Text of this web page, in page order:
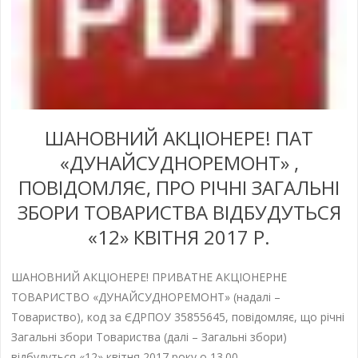
ШАНОВНИЙ АКЦІОНЕРЕ! ПАТ
«ДУНАЙСУДНОРЕМОНТ» ,
ПОВІДОМЛЯЄ, ПРО РІЧНІ ЗАГАЛЬНІ
ЗБОРИ ТОВАРИСТВА ВІДБУДУТЬСЯ
«12» КВІТНЯ 2017 Р.
ШАНОВНИЙ АКЦІОНЕРЕ! ПРИВАТНЕ АКЦІОНЕРНЕ
ТОВАРИСТВО «ДУНАЙСУДНОРЕМОНТ» (надалі –
Товариство), код за ЄДРПОУ 35855645, повідомляє, що річні
Загальні збори Товариства (далі – Загальні збори)